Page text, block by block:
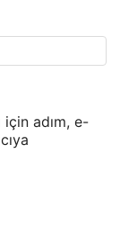
için adım, e-